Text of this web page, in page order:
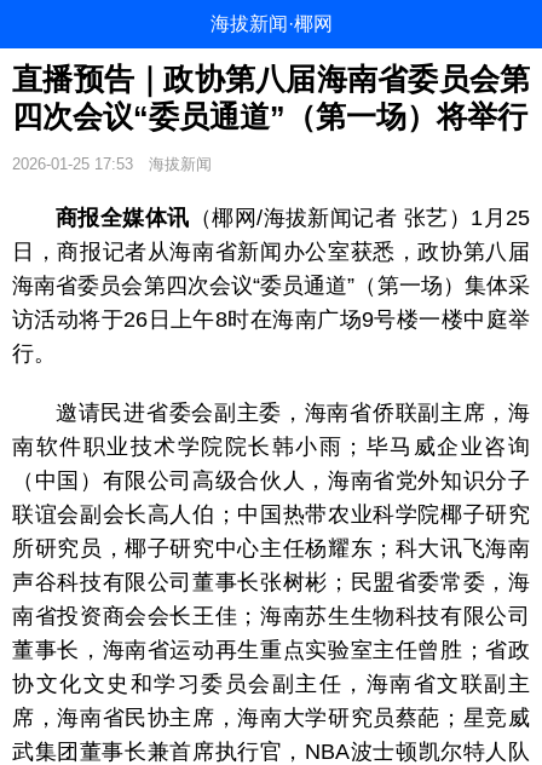
海拔新闻·椰网
直播预告｜政协第八届海南省委员会第
四次会议“委员通道”（第一场）将举行
2026-01-25 17:53 海拔新闻
商报全媒体讯 （椰网/海拔新闻记者 张艺）1月25
日，商报记者从海南省新闻办公室获悉，政协第八届
海南省委员会第四次会议“委员通道”（第一场）集体采
访活动将于26日上午8时在海南广场9号楼一楼中庭举
行。
邀请民进省委会副主委，海南省侨联副主席，海
南软件职业技术学院院长韩小雨；毕马威企业咨询
（中国）有限公司高级合伙人，海南省党外知识分子
联谊会副会长高人伯；中国热带农业科学院椰子研究
所研究员，椰子研究中心主任杨耀东；科大讯飞海南
声谷科技有限公司董事长张树彬；民盟省委常委，海
南省投资商会会长王佳；海南苏生生物科技有限公司
董事长，海南省运动再生重点实验室主任曾胜；省政
协文化文史和学习委员会副主任，海南省文联副主
席，海南省民协主席，海南大学研究员蔡葩；星竞威
武集团董事长兼首席执行官，NBA波士顿凯尔特人队